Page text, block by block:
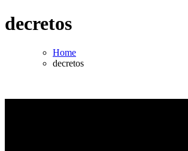
decretos
Home
decretos